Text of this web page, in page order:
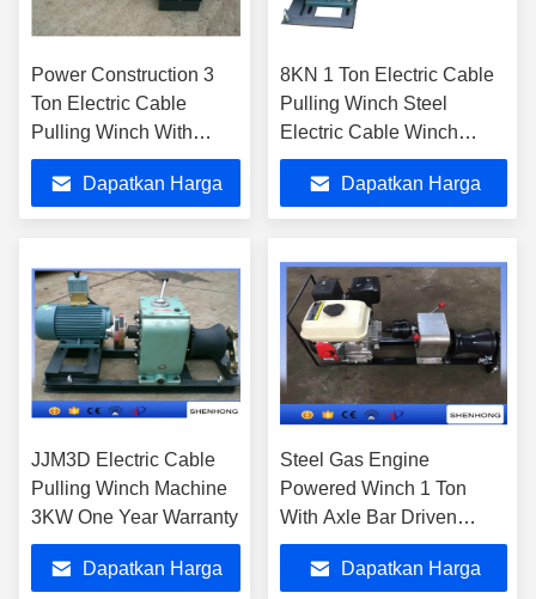
Power Construction 3
Ton Electric Cable
Pulling Winch With
Electric Engine
Dapatkan Harga
8KN 1 Ton Electric Cable
Pulling Winch Steel
Electric Cable Winch
Puller
Dapatkan Harga
JJM3D Electric Cable
Pulling Winch Machine
3KW One Year Warranty
Dapatkan Harga
Steel Gas Engine
Powered Winch 1 Ton
With Axle Bar Driven
Tranmission
Dapatkan Harga